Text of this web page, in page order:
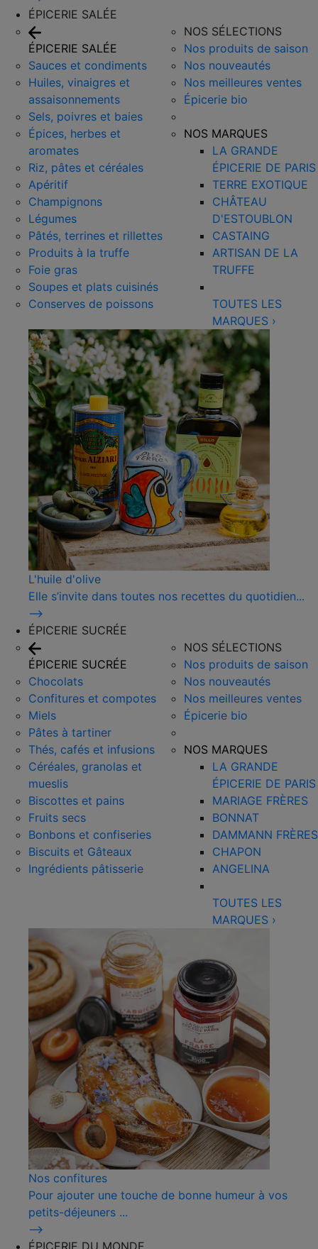
ÉPICERIE SALÉE
ÉPICERIE SALÉE
Sauces et condiments
Huiles, vinaigres et
assaisonnements
Sels, poivres et baies
Épices, herbes et
aromates
Riz, pâtes et céréales
Apéritif
Champignons
Légumes
Pâtés, terrines et rillettes
Produits à la truffe
Foie gras
Soupes et plats cuisinés
Conserves de poissons
NOS SÉLECTIONS
Nos produits de saison
Nos nouveautés
Nos meilleures ventes
Épicerie bio
NOS MARQUES
LA GRANDE
ÉPICERIE DE PARIS
TERRE EXOTIQUE
CHÂTEAU
D'ESTOUBLON
CASTAING
ARTISAN DE LA
TRUFFE
TOUTES LES
MARQUES ›
L'huile d'olive
Elle s’invite dans toutes nos recettes du quotidien...
⟶
ÉPICERIE SUCRÉE
ÉPICERIE SUCRÉE
Chocolats
Confitures et compotes
Miels
Pâtes à tartiner
Thés, cafés et infusions
Céréales, granolas et
mueslis
Biscottes et pains
Fruits secs
Bonbons et confiseries
Biscuits et Gâteaux
Ingrédients pâtisserie
NOS SÉLECTIONS
Nos produits de saison
Nos nouveautés
Nos meilleures ventes
Épicerie bio
NOS MARQUES
LA GRANDE
ÉPICERIE DE PARIS
MARIAGE FRÈRES
BONNAT
DAMMANN FRÈRES
CHAPON
ANGELINA
TOUTES LES
MARQUES ›
Nos confitures
Pour ajouter une touche de bonne humeur à vos
petits-déjeuners ...
⟶
ÉPICERIE DU MONDE